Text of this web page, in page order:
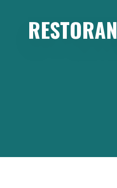
RESTORAN